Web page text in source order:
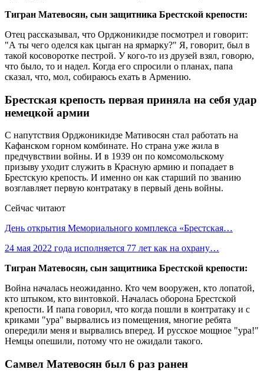
Тигран Матевосян, сын защитника Брестской крепости:
Отец рассказывал, что Орджоникидзе посмотрел и говорит:
"А ты чего оделся как цыган на ярмарку?" Я, говорит, был в
такой косоворотке пестрой. У кого-то из друзей взял, говорю,
что было, то и надел. Когда его спросили о планах, папа
сказал, что, мол, собираюсь ехать в Армению.
Брестская крепость первая приняла на себя удар
немецкой армии
С напутствия Орджоникидзе Мативосян стал работать на
Кафанском горном комбинате. Но страна уже жила в
предчувствии войны. И в 1939 он по комсомольскому
призыву уходит служить в Красную армию и попадает в
Брестскую крепость. И именно он как старший по званию
возглавляет первую контратаку в первый день войны.
Сейчас читают
День открытия Мемориального комплекса «Брестская…
24 мая 2022 года исполняется 77 лет как на охрану…
Тигран Матевосян, сын защитника Брестской крепости:
Война началась неожиданно. Кто чем вооружен, кто лопатой,
кто штыком, кто винтовкой. Началась оборона Брестской
крепости. И папа говорил, что когда пошли в контратаку и с
криками "ура" вырвались из помещения, многие ребята
опередили меня и вырвались вперед. И русское мощное "ура!"
Немцы опешили, потому что не ожидали такого.
Самвел Матевосян был 6 раз ранен